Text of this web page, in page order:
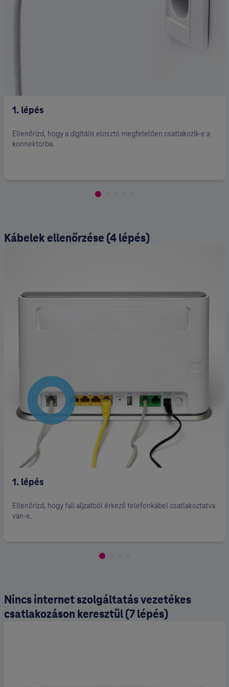
1. lépés
Ellenőrizd, hogy a digitális elosztó megfelelően csatlakozik-e a
konnektorba.
Kábelek ellenőrzése (4 lépés)
1. lépés
Ellenőrizd, hogy fali aljzatból érkező telefonkábel csatlakoztatva
van-e.
Nincs internet szolgáltatás vezetékes
csatlakozáson keresztül (7 lépés)